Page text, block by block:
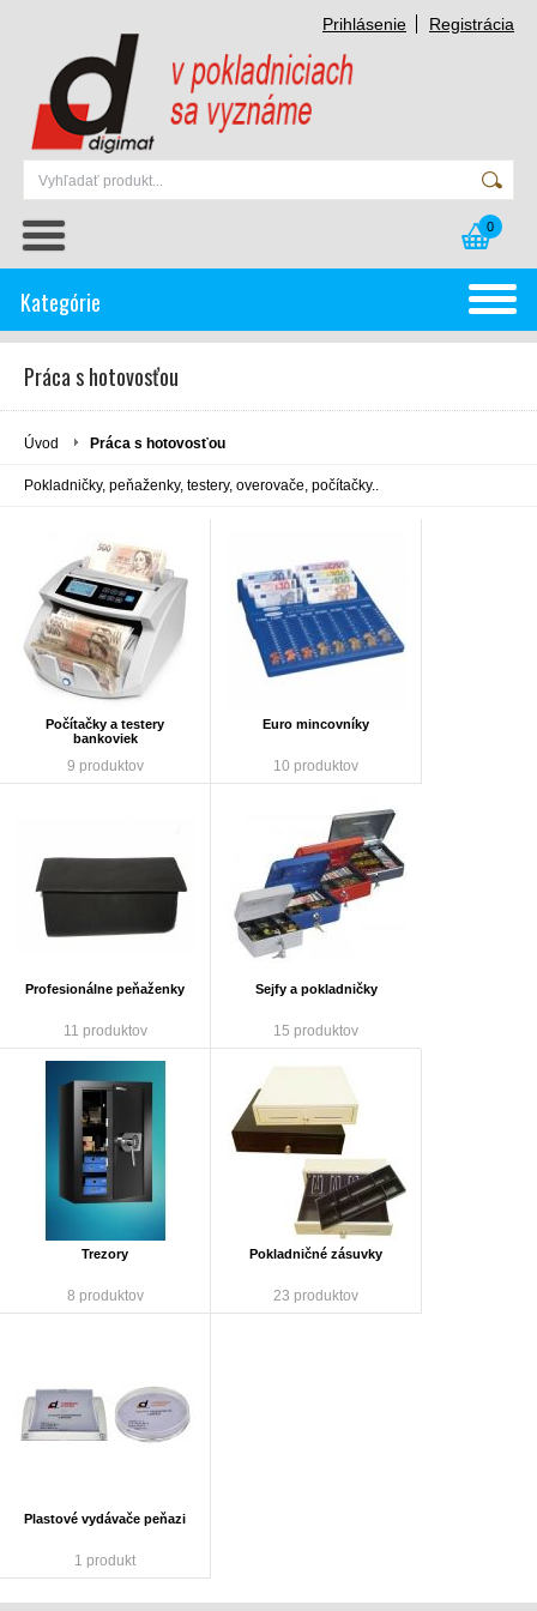
Prihlásenie Registrácia
0
Kategórie
Práca s hotovosťou
Úvod Práca s hotovosťou
Pokladničky, peňaženky, testery, overovače, počítačky..
Počítačky a testery
bankoviek
9 produktov
Euro mincovníky
10 produktov
Profesionálne peňaženky
11 produktov
Sejfy a pokladničky
15 produktov
Trezory
8 produktov
Pokladničné zásuvky
23 produktov
Plastové vydávače peňazi
1 produkt